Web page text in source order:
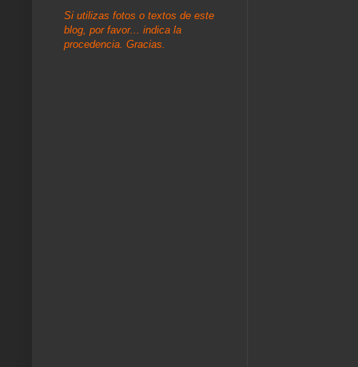
Si utilizas fotos o textos de este
blog, por favor... indica la
procedencia. Gracias.